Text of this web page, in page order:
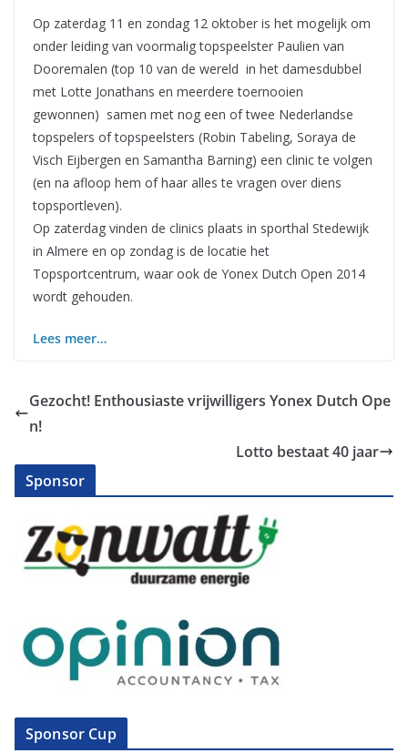
Op zaterdag 11 en zondag 12 oktober is het mogelijk om
onder leiding van voormalig topspeelster Paulien van
Dooremalen (top 10 van de wereld in het damesdubbel
met Lotte Jonathans en meerdere toernooien
gewonnen) samen met nog een of twee Nederlandse
topspelers of topspeelsters (Robin Tabeling, Soraya de
Visch Eijbergen en Samantha Barning) een clinic te volgen
(en na afloop hem of haar alles te vragen over diens
topsportleven).
Op zaterdag vinden de clinics plaats in sporthal Stedewijk
in Almere en op zondag is de locatie het
Topsportcentrum, waar ook de Yonex Dutch Open 2014
wordt gehouden.
Lees meer…
Gezocht! Enthousiaste vrijwilligers Yonex Dutch Ope
n!
Lotto bestaat 40 jaar
Sponsor
Sponsor Cup